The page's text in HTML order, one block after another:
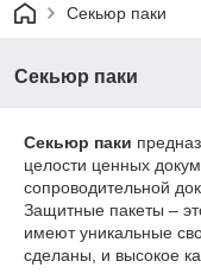
Секьюр паки
Секьюр паки
Секьюр паки
целости ценных
сопроводительной
Защитные пакеты –
имеют уникальные
сделаны, и высокое